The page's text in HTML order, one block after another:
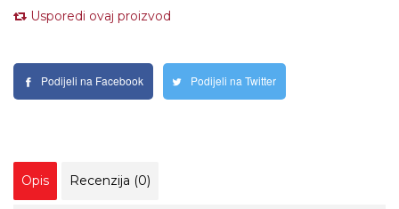
Usporedi ovaj proizvod
Podijeli na Facebook Podijeli na Twitter
Opis Recenzija (0)